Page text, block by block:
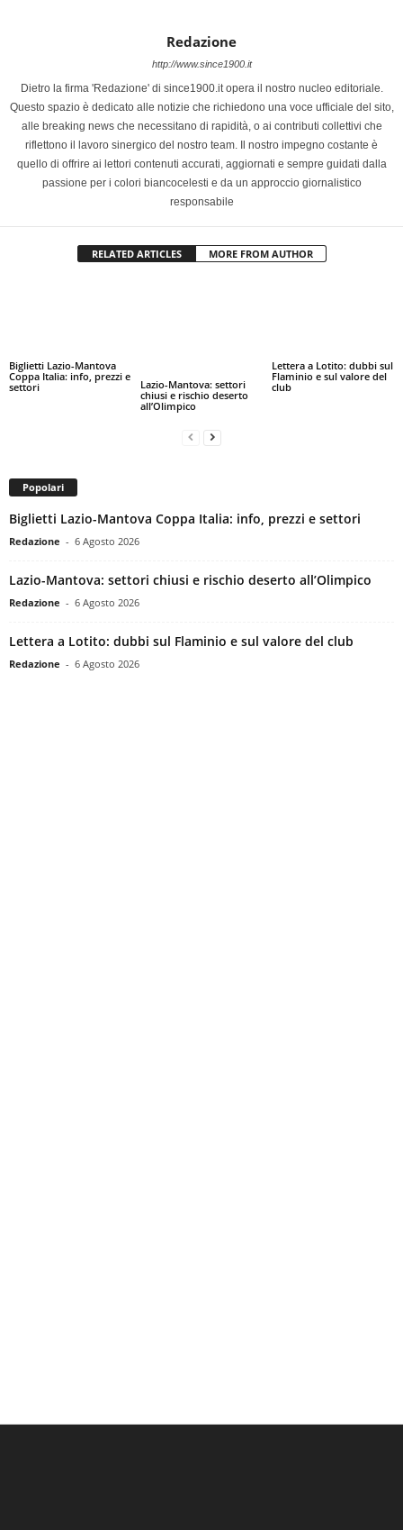
Redazione
http://www.since1900.it
Dietro la firma 'Redazione' di since1900.it opera il nostro nucleo editoriale.
Questo spazio è dedicato alle notizie che richiedono una voce ufficiale del sito,
alle breaking news che necessitano di rapidità, o ai contributi collettivi che
riflettono il lavoro sinergico del nostro team. Il nostro impegno costante è
quello di offrire ai lettori contenuti accurati, aggiornati e sempre guidati dalla
passione per i colori biancocelesti e da un approccio giornalistico
responsabile
RELATED ARTICLES MORE FROM AUTHOR
Biglietti Lazio-Mantova
Coppa Italia: info, prezzi e
settori
Lazio-Mantova: settori
chiusi e rischio deserto
all’Olimpico
Lettera a Lotito: dubbi sul
Flaminio e sul valore del
club
Popolari
Biglietti Lazio-Mantova Coppa Italia: info, prezzi e settori
Redazione - 6 Agosto 2026
Lazio-Mantova: settori chiusi e rischio deserto all’Olimpico
Redazione - 6 Agosto 2026
Lettera a Lotito: dubbi sul Flaminio e sul valore del club
Redazione - 6 Agosto 2026